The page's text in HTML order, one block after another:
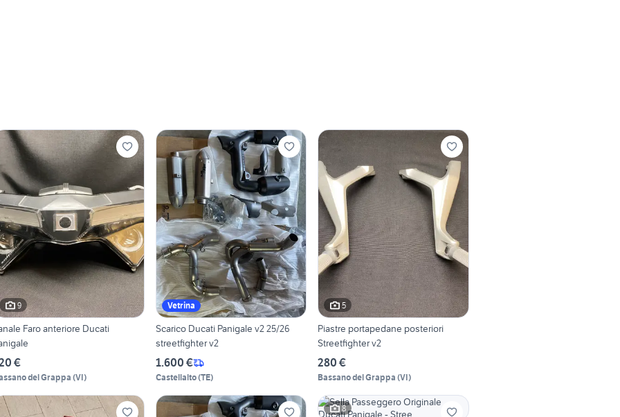
9
Faro anteriore Ducati
€
del Grappa (VI)
Vetrina
Scarico Ducati Panigale v2 25/26
streetfighter v2
1.600 €
Castellalto(TE)
5
Piastre portapedane posteriori
Streetfighter v2
280 €
Bassano del Grappa (VI)
8